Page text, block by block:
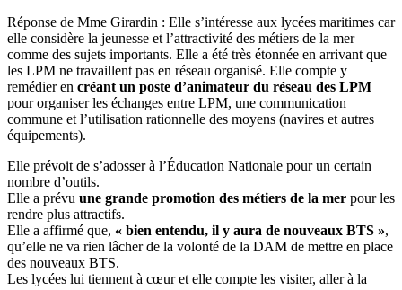
Réponse de Mme Girardin : Elle s’intéresse aux lycées maritimes car
elle considère la jeunesse et l’attractivité des métiers de la mer
comme des sujets importants. Elle a été très étonnée en arrivant que
les LPM ne travaillent pas en réseau organisé. Elle compte y
remédier en créant un poste d’animateur du réseau des LPM
pour organiser les échanges entre LPM, une communication
commune et l’utilisation rationnelle des moyens (navires et autres
équipements).
Elle prévoit de s’adosser à l’Éducation Nationale pour un certain
nombre d’outils.
Elle a prévu une grande promotion des métiers de la mer pour les
rendre plus attractifs.
Elle a affirmé que, « bien entendu, il y aura de nouveaux BTS »,
qu’elle ne va rien lâcher de la volonté de la DAM de mettre en place
des nouveaux BTS.
Les lycées lui tiennent à cœur et elle compte les visiter, aller à la